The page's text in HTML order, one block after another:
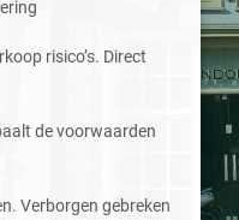
risico’s. Direct
de voorwaarden
Verborgen gebreken